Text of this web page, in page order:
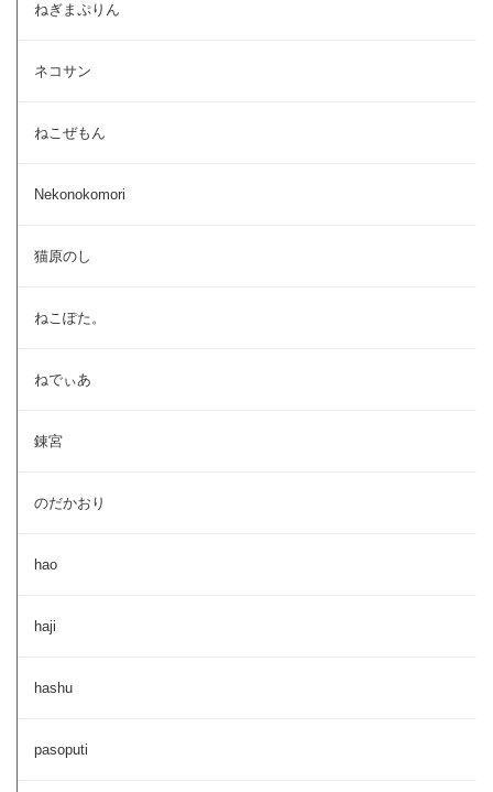
ねぎまぷりん
ネコサン
ねこぜもん
Nekonokomori
猫原のし
ねこぽた。
ねでぃあ
錬宮
のだかおり
hao
haji
hashu
pasoputi